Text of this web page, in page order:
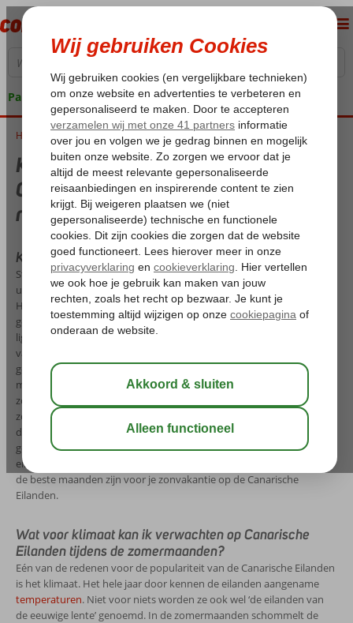
Pakketgarantie
Klimaat en temperatuur op de Canarische Eilanden - Wat is de beste reistijd?
Klimaat en temperatuur op de
Canarische Eilanden - Wat is de beste
reistijd?
Klimaat & temperatuur Canarische Eilanden
Staan dit jaar de Canarische Eilanden op je wensenlijstje? Dan wil je
uiteraard weten wat voor weer het op de verschillende eilanden is.
Het is daarom handig vooraf te bekijken welke periode het meest
geschikt is om naar deze Spaanse archipel te gaan. De eilanden
liggen voor de westkust van Afrika waardoor het klimaat afwijkend is
van het vasteland van Spanje. Dit houdt in dat het in de winter
gemiddeld warmer is dan op het vasteland en in de zomer juist
minder heet. De Canarische Eilanden hebben meer dan 3000 uur
zonlicht per jaar en zelfs 4800 uur daglicht, waardoor de eilanden het
zonnigste deel van Europa zijn, met de grootste hoeveelheid
daglicht. In de onderstaande grafieken zie je in één oogopslag de
gemiddelde temperatuur van een aantal populaire Canarische
eilanden. Met deze informatie heb je meteen een duidelijk beeld wat
de beste maanden zijn voor je zonvakantie op de Canarische
Eilanden.
Wat voor klimaat kan ik verwachten op Canarische
Eilanden tijdens de zomermaanden?
Eén van de redenen voor de populariteit van de Canarische Eilanden
is het klimaat. Het hele jaar door kennen de eilanden aangename
temperaturen. Niet voor niets worden ze ook wel ‘de eilanden van
de eeuwige lente’ genoemd. In de zomermaanden schommelt de